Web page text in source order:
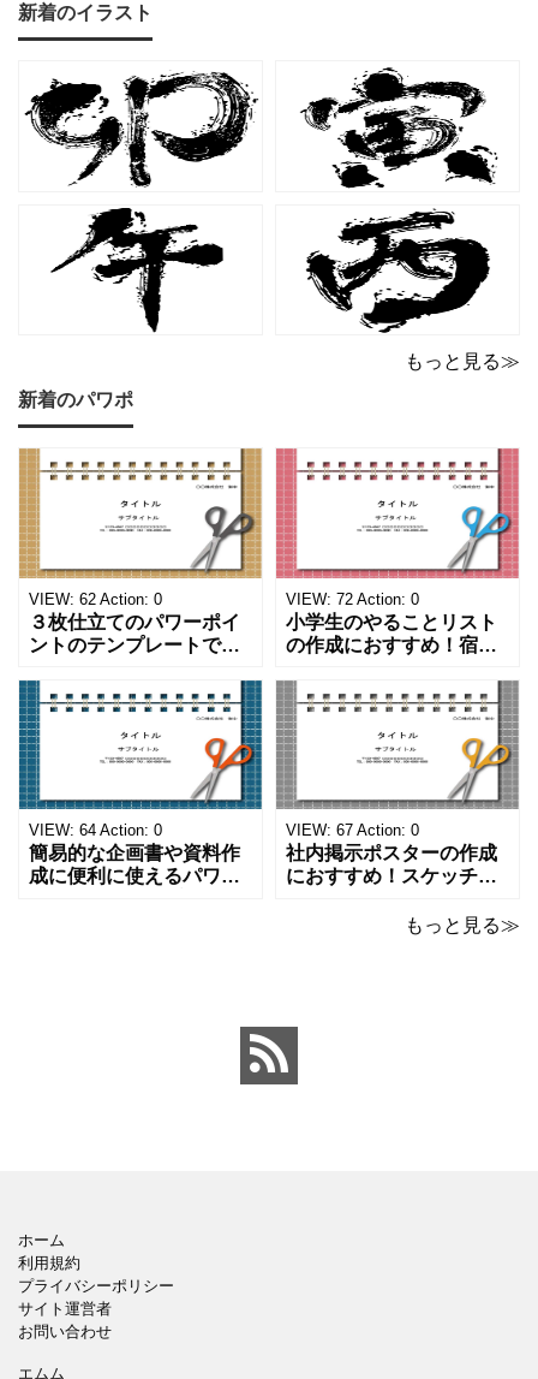
ーの猫デザイン請求書雛
形です。波打ちフレーム
シルエットや小さな肉球
モチーフが、ビジネス文
書にさりげない
他とは一味違う個性を演
出したいときにも活躍し
ます。 猫カフェやトリミ
ングサロン
新着のイラスト
もっと見る≫
新着のパワポ
VIEW: 62 Action: 0
３枚仕立てのパワーポイ
ントのテンプレートで
ペンのワンポイントイラ
ストが描かれています。
ご案内やお知らせなど簡
単な資料を時短で作成で
きる便利なフォーマット
になります。 文房具好き
の方、掲示ポスターを作
成をされたい方におす
VIEW: 72 Action: 0
小学生のやることリスト
の作成におすすめ！宿題
事をまとめたい時のフォ
ーマットにおすすめしま
す。 ノートタイプのフォ
ーマットで文字入れをし
やすく、壁に貼ってもか
わいいデザインです。お
子さんが見てもテンショ
ンが上がるテンプレ
VIEW: 64 Action: 0
簡易的な企画書や資料作
成に便利に使えるパワー
VIEW: 67 Action: 0
社内掲示ポスターの作成
におすすめ！スケッチブ
なパワーポイントのテン
トにおすすめします。 ダ
ウンロードしてテキス
もっと見る≫
ホーム
利用規約
プライバシーポリシー
サイト運営者
お問い合わせ
エムム